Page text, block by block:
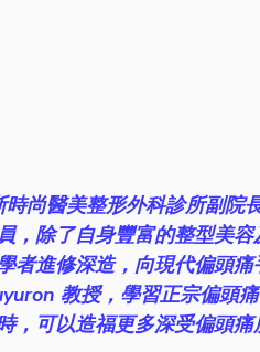
尚醫美整形外科診所副院
，除了自身豐富的整型美
者進修深造，向現代偏頭
教授，學習正宗偏頭
可以造福更多深受偏頭痛